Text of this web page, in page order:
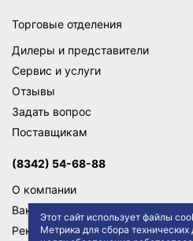
Этот сайт использует файлы
Метрика для сбора технических
Торговые отделения
Дилеры и представители
Сервис и услуги
Отзывы
Задать вопрос
Поставщикам
(8342) 54-68-88
О компании
Вакансии
Реквизиты